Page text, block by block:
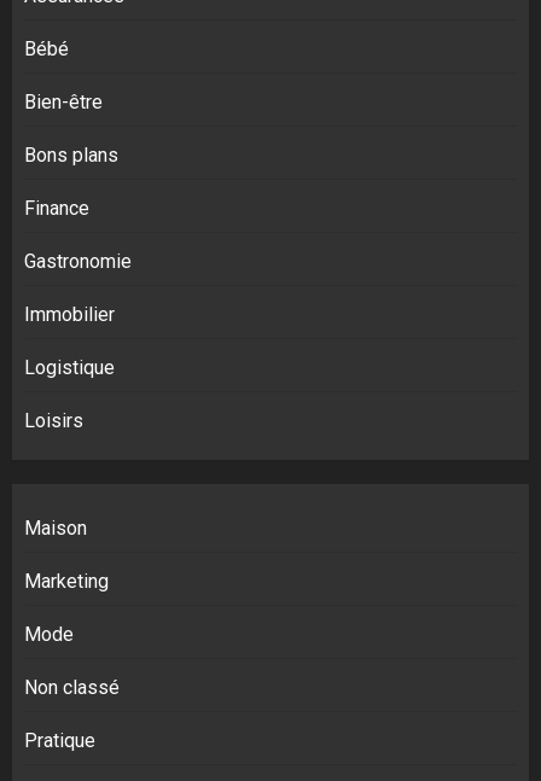
Bébé
Bien-être
Bons plans
Finance
Gastronomie
Immobilier
Logistique
Loisirs
Maison
Marketing
Mode
Non classé
Pratique